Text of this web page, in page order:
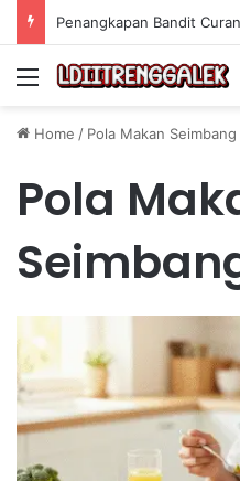
Menu
Home / Pola Makan Seimbang
Pola